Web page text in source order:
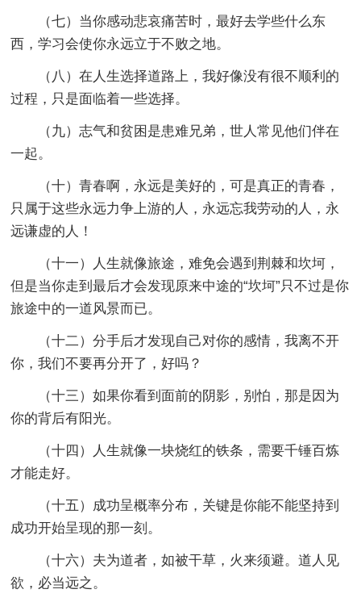
（七）当你感动悲哀痛苦时，最好去学些什么东
西，学习会使你永远立于不败之地。
（八）在人生选择道路上，我好像没有很不顺利的
过程，只是面临着一些选择。
（九）志气和贫困是患难兄弟，世人常见他们伴在
一起。
（十）青春啊，永远是美好的，可是真正的青春，
只属于这些永远力争上游的人，永远忘我劳动的人，永
远谦虚的人！
（十一）人生就像旅途，难免会遇到荆棘和坎坷，
但是当你走到最后才会发现原来中途的“坎坷”只不过是你
旅途中的一道风景而已。
（十二）分手后才发现自己对你的感情，我离不开
你，我们不要再分开了，好吗？
（十三）如果你看到面前的阴影，别怕，那是因为
你的背后有阳光。
（十四）人生就像一块烧红的铁条，需要千锤百炼
才能走好。
（十五）成功呈概率分布，关键是你能不能坚持到
成功开始呈现的那一刻。
（十六）夫为道者，如被干草，火来须避。道人见
欲，必当远之。